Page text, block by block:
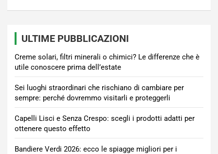
ULTIME PUBBLICAZIONI
Creme solari, filtri minerali o chimici? Le differenze che è
utile conoscere prima dell’estate
Sei luoghi straordinari che rischiano di cambiare per
sempre: perché dovremmo visitarli e proteggerli
Capelli Lisci e Senza Crespo: scegli i prodotti adatti per
ottenere questo effetto
Bandiere Verdi 2026: ecco le spiagge migliori per i